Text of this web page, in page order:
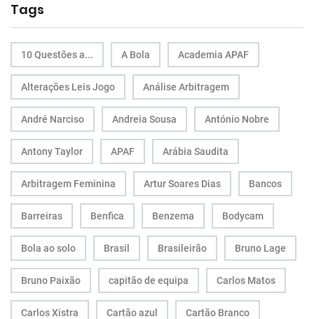
Tags
10 Questões a... A Bola Academia APAF
Alterações Leis Jogo Análise Arbitragem
André Narciso Andreia Sousa António Nobre
Antony Taylor APAF Arábia Saudita
Arbitragem Feminina Artur Soares Dias Bancos
Barreiras Benfica Benzema Bodycam
Bola ao solo Brasil Brasileirão Bruno Lage
Bruno Paixão capitão de equipa Carlos Matos
Carlos Xistra Cartão azul Cartão Branco